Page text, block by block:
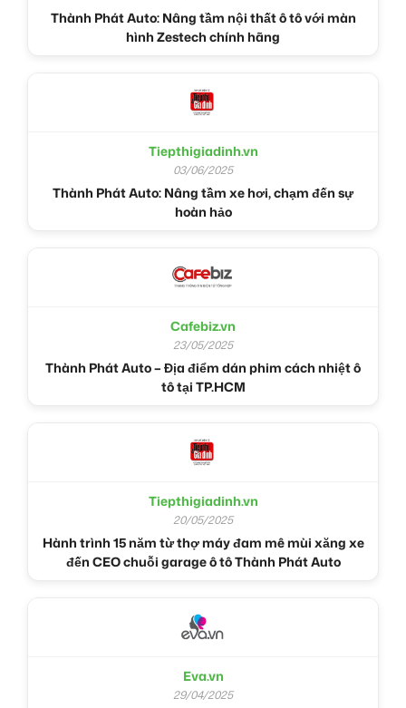
Thành Phát Auto: Nâng tầm nội thất ô tô với màn
hình Zestech chính hãng
Tiepthigiadinh.vn
03/06/2025
Thành Phát Auto: Nâng tầm xe hơi, chạm đến sự
hoàn hảo
Cafebiz.vn
23/05/2025
Thành Phát Auto – Địa điểm dán phim cách nhiệt ô
tô tại TP.HCM
Tiepthigiadinh.vn
20/05/2025
Hành trình 15 năm từ thợ máy đam mê mùi xăng xe
đến CEO chuỗi garage ô tô Thành Phát Auto
Eva.vn
29/04/2025